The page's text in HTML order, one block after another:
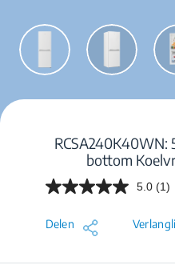
RCSA240K40WN:
bottom
5.0 Lees
(1)
Delen